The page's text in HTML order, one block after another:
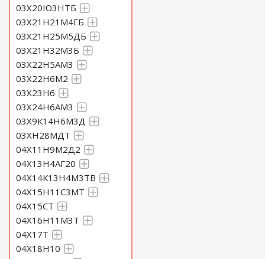
03Х20Ю3НТБ
03Х21Н21М4ГБ
03Х21Н25М5ДБ
03Х21Н32М3Б
03Х22Н5АМ3
03Х22Н6М2
03Х23Н6
03Х24Н6АМ3
03Х9К14Н6М3Д
03ХН28МДТ
04Х11Н9М2Д2
04Х13Н4АГ20
04Х14К13Н4М3ТВ
04Х15Н11С3МТ
04Х15СТ
04Х16Н11М3Т
04Х17Т
04Х18Н10